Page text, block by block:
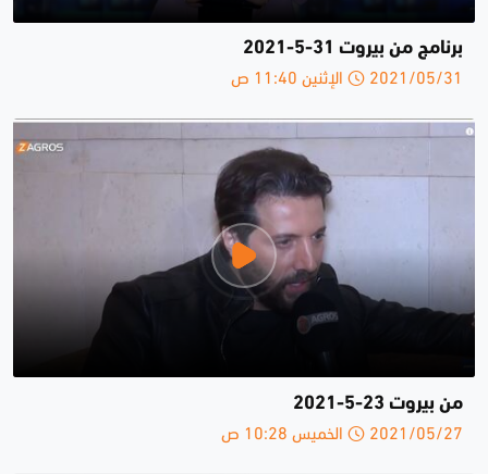
برنامج من بيروت 31-5-2021
2021/05/31 الإثنين 11:40 ص
من بيروت 23-5-2021
2021/05/27 الخميس 10:28 ص